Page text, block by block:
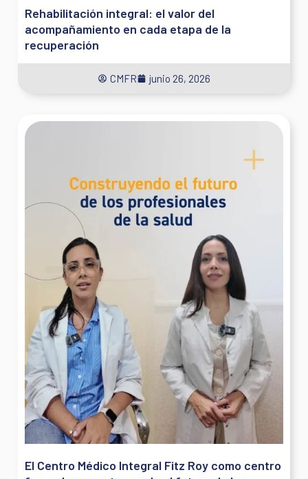
Rehabilitación integral: el valor del
acompañamiento en cada etapa de la
recuperación
CMFR junio 26, 2026
El Centro Médico Integral Fitz Roy como centro